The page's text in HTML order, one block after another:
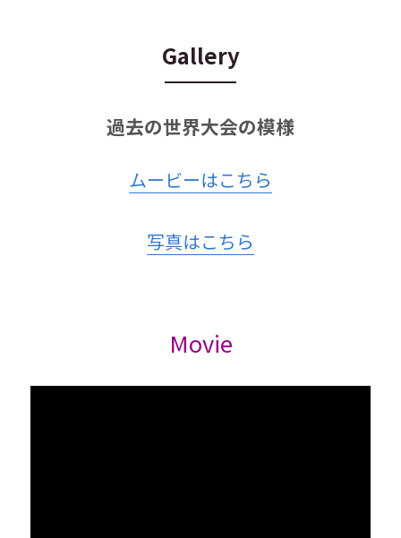
Gallery
過去の世界大会の模様
ムービーはこちら
写真はこちら
Movie